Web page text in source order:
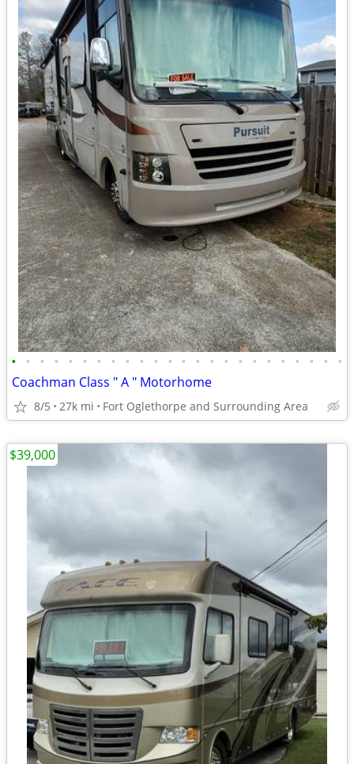
• • • • • • • • • • • • • • • • • • • • • • • •
Coachman Class " A " Motorhome
8/5 27k mi Fort Oglethorpe and Surrounding Area
$39,000